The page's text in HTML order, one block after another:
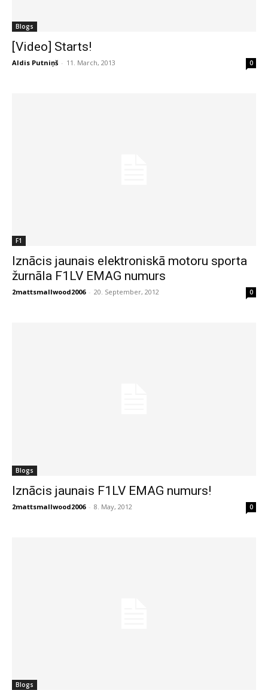
Blogs
[Video] Starts!
Aldis Putniņš - 11. March, 2013 0
F1
Iznācis jaunais elektroniskā motoru sporta
žurnāla F1LV EMAG numurs
2mattsmallwood2006 - 20. September, 2012 0
Blogs
Iznācis jaunais F1LV EMAG numurs!
2mattsmallwood2006 - 8. May, 2012 0
Blogs